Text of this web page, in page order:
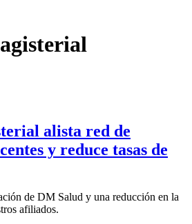
alista red de
y reduce tasas de
de DM Salud y una reducción en la
afiliados.